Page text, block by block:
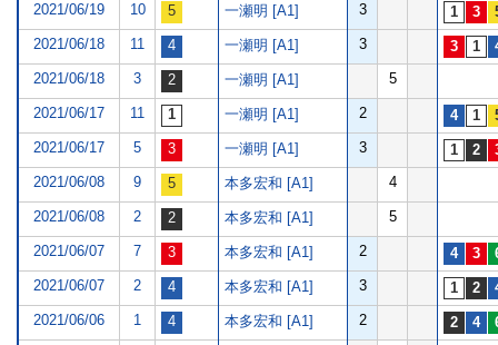
2021/06/19 10 一瀬明 [A1] 3
2021/06/18 11 一瀬明 [A1] 3
2021/06/18 3 一瀬明 [A1] 5
2021/06/17 11 一瀬明 [A1] 2
2021/06/17 5 一瀬明 [A1] 3
2021/06/08 9 本多宏和 [A1] 4
2021/06/08 2 本多宏和 [A1] 5
2021/06/07 7 本多宏和 [A1] 2
2021/06/07 2 本多宏和 [A1] 3
2021/06/06 1 本多宏和 [A1] 2